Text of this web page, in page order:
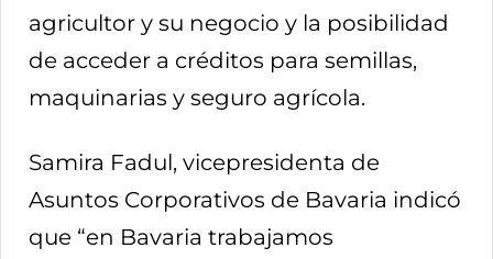
agricultor y su negocio y la posibilidad
de acceder a créditos para semillas,
maquinarias y seguro agrícola.
Samira Fadul, vicepresidenta de
Asuntos Corporativos de Bavaria indicó
que “en Bavaria trabajamos